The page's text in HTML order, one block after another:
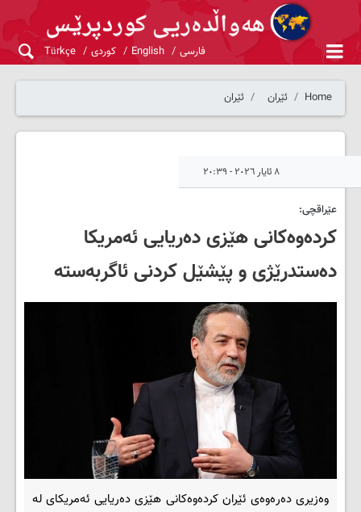
فارسی English کوردی Türkçe
Home ئێران ئێران
٨ ئایار ٢٠٢٦ - ٢٠:٣٩
عێراقچی:
کردەوەکانی هێزی دەریایی ئەمریکا
دەستدرێژی و پێشێل کردنی ئاگربەستە
وەزیری دەرەوەی ئێران کردەوەکانی هێزی دەریایی ئەمریکای لە